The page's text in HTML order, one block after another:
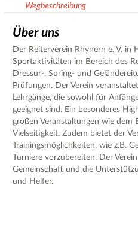
Wegbeschreibung
Über uns
Der Reiterverein Rhynern e. V. in
Sportaktivitäten im Bereich des
Dressur-, Spring- und
Prüfungen. Der Verein
Lehrgänge, die sowohl für
geeignet sind. Ein besonderes
großen Veranstaltungen wie dem
Vielseitigkeit. Zudem bietet der
Trainingsmöglichkeiten, wie z.B.
Turniere vorzubereiten. Der
Gemeinschaft und die
und Helfer.